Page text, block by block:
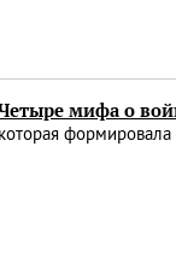
мифа о
которая формировала